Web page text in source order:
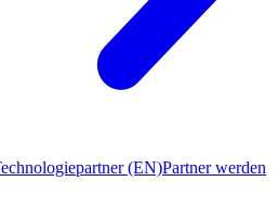
(EN)Partner werden